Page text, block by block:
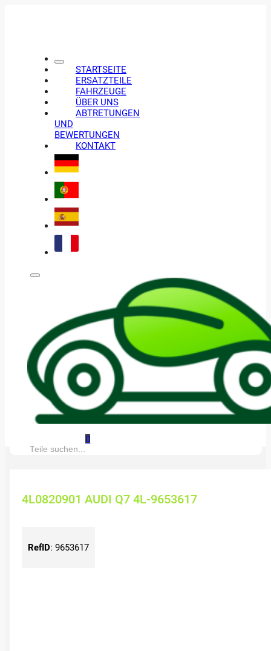
STARTSEITE
ERSATZTEILE
FAHRZEUGE
ÜBER UNS
ABTRETUNGEN
UND
BEWERTUNGEN
KONTAKT
0
Suche:
4L0820901 AUDI Q7 4L-9653617
RefID: 9653617